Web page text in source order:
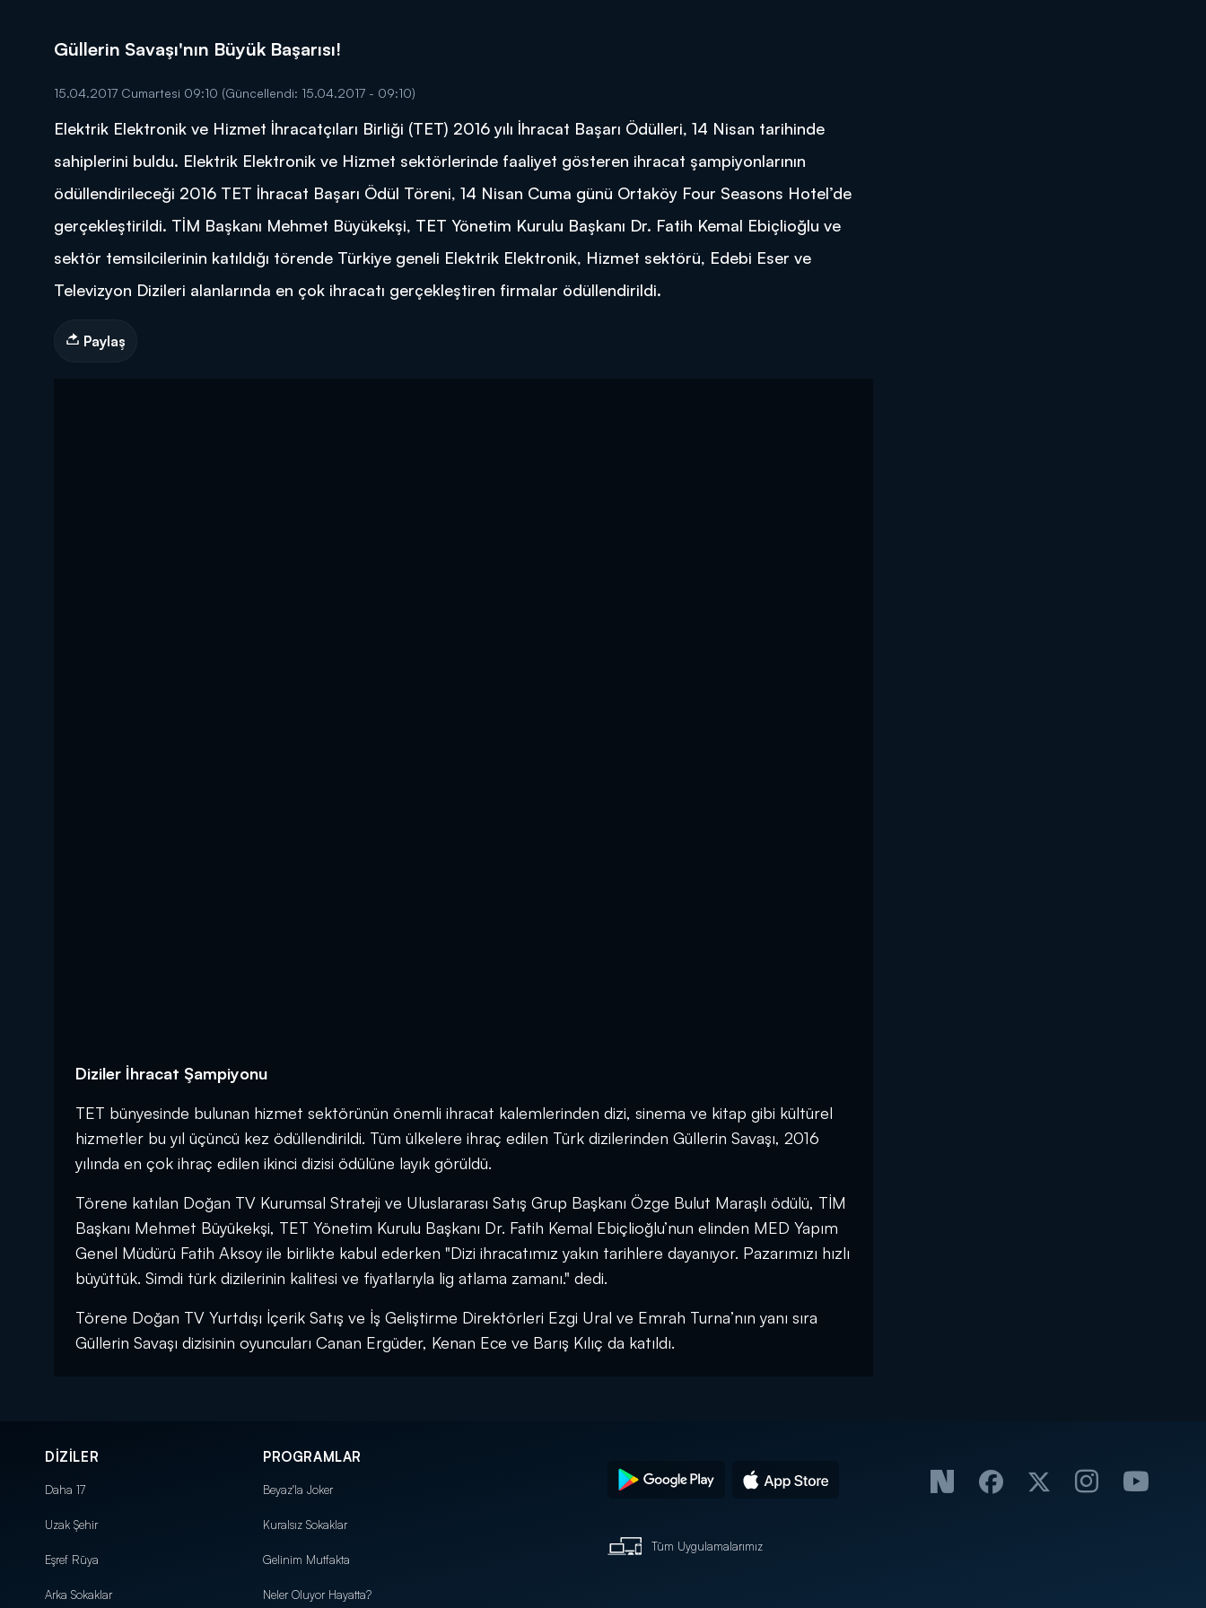
DİĞER SONUÇLAR
Güllerin Savaşı'nın Büyük Başarısı!
15.04.2017 Cumartesi 09:10 (Güncellendi: 15.04.2017 - 09:10)
Elektrik Elektronik ve Hizmet İhracatçıları Birliği (TET) 2016 yılı İhracat Başarı Ödülleri, 14 Nisan tarihinde
sahiplerini buldu. Elektrik Elektronik ve Hizmet sektörlerinde faaliyet gösteren ihracat şampiyonlarının
ödüllendirileceği 2016 TET İhracat Başarı Ödül Töreni, 14 Nisan Cuma günü Ortaköy Four Seasons Hotel’de
gerçekleştirildi. TİM Başkanı Mehmet Büyükekşi, TET Yönetim Kurulu Başkanı Dr. Fatih Kemal Ebiçlioğlu ve
sektör temsilcilerinin katıldığı törende Türkiye geneli Elektrik Elektronik, Hizmet sektörü, Edebi Eser ve
Televizyon Dizileri alanlarında en çok ihracatı gerçekleştiren firmalar ödüllendirildi.
Paylaş
Diziler İhracat Şampiyonu
TET bünyesinde bulunan hizmet sektörünün önemli ihracat kalemlerinden dizi, sinema ve kitap gibi kültürel
hizmetler bu yıl üçüncü kez ödüllendirildi. Tüm ülkelere ihraç edilen Türk dizilerinden Güllerin Savaşı, 2016
yılında en çok ihraç edilen ikinci dizisi ödülüne layık görüldü.
Törene katılan Doğan TV Kurumsal Strateji ve Uluslararası Satış Grup Başkanı Özge Bulut Maraşlı ödülü, TİM
Başkanı Mehmet Büyükekşi, TET Yönetim Kurulu Başkanı Dr. Fatih Kemal Ebiçlioğlu’nun elinden MED Yapım
Genel Müdürü Fatih Aksoy ile birlikte kabul ederken "Dizi ihracatımız yakın tarihlere dayanıyor. Pazarımızı hızlı
büyüttük. Simdi türk dizilerinin kalitesi ve fiyatlarıyla lig atlama zamanı." dedi.
Törene Doğan TV Yurtdışı İçerik Satış ve İş Geliştirme Direktörleri Ezgi Ural ve Emrah Turna’nın yanı sıra
Güllerin Savaşı dizisinin oyuncuları Canan Ergüder, Kenan Ece ve Barış Kılıç da katıldı.
DİZİLER
Daha 17
Uzak Şehir
Eşref Rüya
Arka Sokaklar
PROGRAMLAR
Beyaz'la Joker
Kuralsız Sokaklar
Gelinim Mutfakta
Neler Oluyor Hayatta?
Tüm Uygulamalarımız